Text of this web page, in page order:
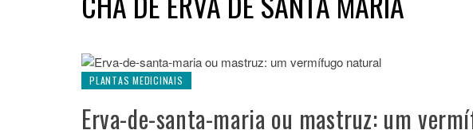
PLANTAS MEDICINAIS
Erva-de-santa-maria ou mastruz: um